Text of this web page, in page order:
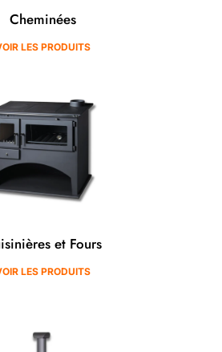
Cheminées
LES PRODUITS
et Fours
LES PRODUITS